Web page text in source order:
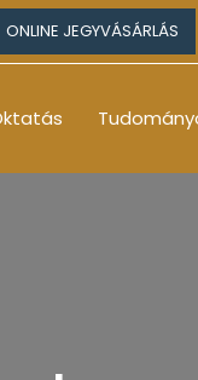
ONLINE JEGYVÁSÁRLÁS